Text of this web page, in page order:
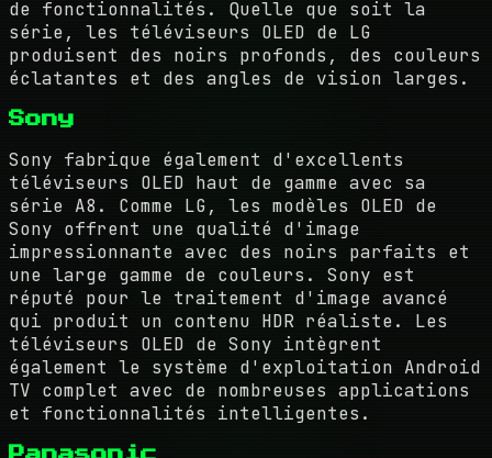
de fonctionnalités. Quelle que soit la
série, les téléviseurs OLED de LG
produisent des noirs profonds, des couleurs
éclatantes et des angles de vision larges.
Sony
Sony fabrique également d'excellents
téléviseurs OLED haut de gamme avec sa
série A8. Comme LG, les modèles OLED de
Sony offrent une qualité d'image
impressionnante avec des noirs parfaits et
une large gamme de couleurs. Sony est
réputé pour le traitement d'image avancé
qui produit un contenu HDR réaliste. Les
téléviseurs OLED de Sony intègrent
également le système d'exploitation Android
TV complet avec de nombreuses applications
et fonctionnalités intelligentes.
Panasonic